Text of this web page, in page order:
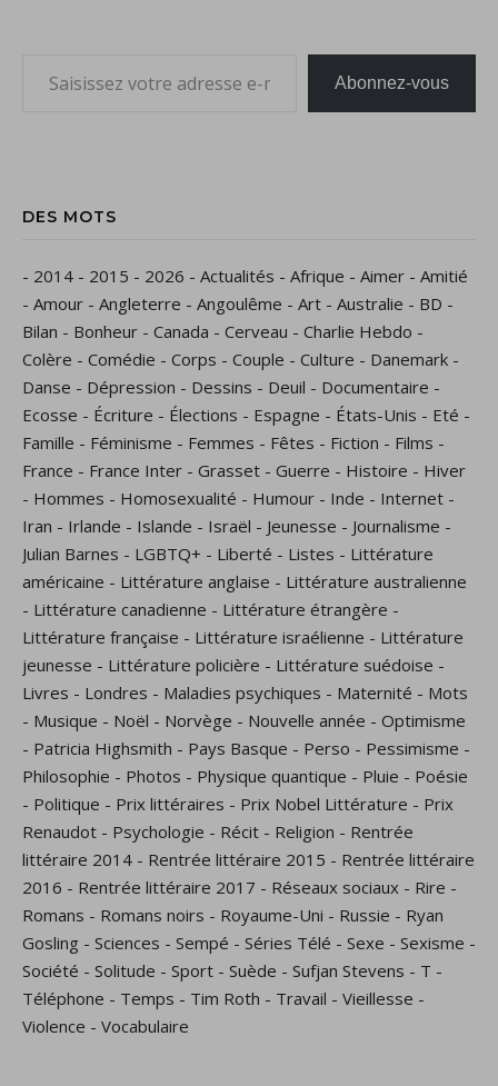
Abonnez-vous
DES MOTS
- 2014 - 2015 - 2026 - Actualités - Afrique - Aimer - Amitié
- Amour - Angleterre - Angoulême - Art - Australie - BD -
Bilan - Bonheur - Canada - Cerveau - Charlie Hebdo -
Colère - Comédie - Corps - Couple - Culture - Danemark -
Danse - Dépression - Dessins - Deuil - Documentaire -
Ecosse - Écriture - Élections - Espagne - États-Unis - Eté -
Famille - Féminisme - Femmes - Fêtes - Fiction - Films -
France - France Inter - Grasset - Guerre - Histoire - Hiver
- Hommes - Homosexualité - Humour - Inde - Internet -
Iran - Irlande - Islande - Israël - Jeunesse - Journalisme -
Julian Barnes - LGBTQ+ - Liberté - Listes - Littérature
américaine - Littérature anglaise - Littérature australienne
- Littérature canadienne - Littérature étrangère -
Littérature française - Littérature israélienne - Littérature
jeunesse - Littérature policière - Littérature suédoise -
Livres - Londres - Maladies psychiques - Maternité - Mots
- Musique - Noël - Norvège - Nouvelle année - Optimisme
- Patricia Highsmith - Pays Basque - Perso - Pessimisme -
Philosophie - Photos - Physique quantique - Pluie - Poésie
- Politique - Prix littéraires - Prix Nobel Littérature - Prix
Renaudot - Psychologie - Récit - Religion - Rentrée
littéraire 2014 - Rentrée littéraire 2015 - Rentrée littéraire
2016 - Rentrée littéraire 2017 - Réseaux sociaux - Rire -
Romans - Romans noirs - Royaume-Uni - Russie - Ryan
Gosling - Sciences - Sempé - Séries Télé - Sexe - Sexisme -
Société - Solitude - Sport - Suède - Sufjan Stevens - T -
Téléphone - Temps - Tim Roth - Travail - Vieillesse -
Violence - Vocabulaire